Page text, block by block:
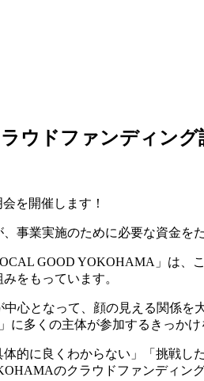
ウドファンディング
を開催します！
事業実施のために必要な資金を
GOOD YOKOHAMA」は
をもっています。
心となって、顔の見える関係
多くの主体が参加するきっか
的に良くわからない」「挑戦
のクラウドファンディン